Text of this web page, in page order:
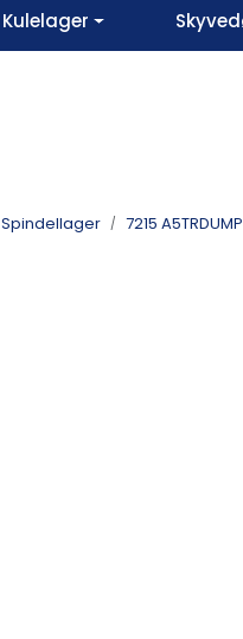
Kulelager
Spindellager 7215